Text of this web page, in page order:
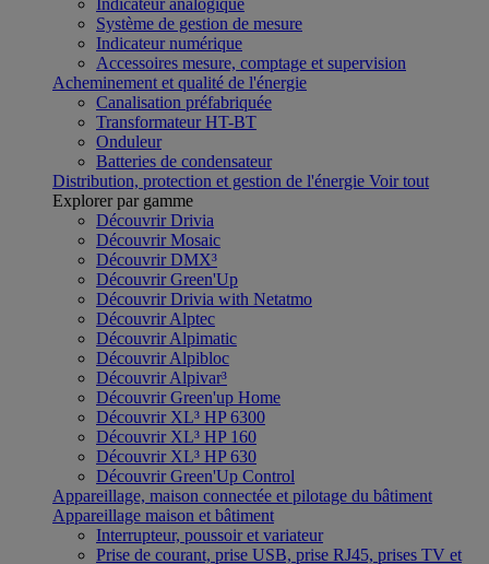
Indicateur analogique
Système de gestion de mesure
Indicateur numérique
Accessoires mesure, comptage et supervision
Acheminement et qualité de l'énergie
Canalisation préfabriquée
Transformateur HT-BT
Onduleur
Batteries de condensateur
Distribution, protection et gestion de l'énergie Voir tout
Explorer par gamme
Découvrir Drivia
Découvrir Mosaic
Découvrir DMX³
Découvrir Green'Up
Découvrir Drivia with Netatmo
Découvrir Alptec
Découvrir Alpimatic
Découvrir Alpibloc
Découvrir Alpivar³
Découvrir Green'up Home
Découvrir XL³ HP 6300
Découvrir XL³ HP 160
Découvrir XL³ HP 630
Découvrir Green'Up Control
Appareillage, maison connectée et pilotage du bâtiment
Appareillage maison et bâtiment
Interrupteur, poussoir et variateur
Prise de courant, prise USB, prise RJ45, prises TV et